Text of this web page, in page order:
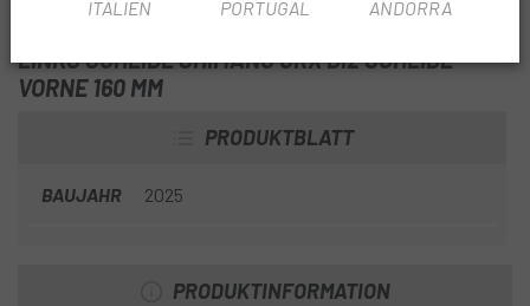
LINKS SCHEIBE SHIMANO GRX DI2 SCHEIBE
VORNE 160 MM
PRODUKTBLATT
BAUJAHR 2025
PRODUKTINFORMATION
ITALIEN PORTUGAL ANDORRA